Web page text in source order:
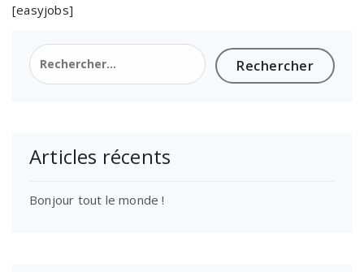
[easyjobs]
Rechercher :
Articles récents
Bonjour tout le monde !